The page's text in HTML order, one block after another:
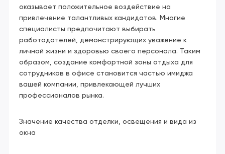
оказывает положительное воздействие на
привлечение талантливых кандидатов. Многие
специалисты предпочитают выбирать
работодателей, демонстрирующих уважение к
личной жизни и здоровью своего персонала. Таким
образом, создание комфортной зоны отдыха для
сотрудников в офисе становится частью имиджа
вашей компании, привлекающей лучших
профессионалов рынка.
Значение качества отделки, освещения и вида из
окна